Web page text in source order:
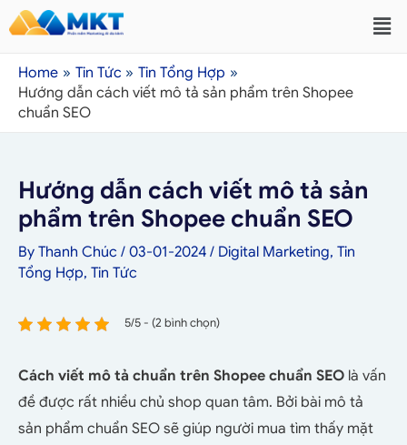
Home Tin Tức
Tin Tổng Hợp
Hướng dẫn cách viết mô tả sản phẩm trên Shopee
chuẩn SEO
Hướng dẫn cách viết mô tả sản
phẩm trên Shopee chuẩn SEO
By Thanh Chúc / 03-01-2024 / Digital Marketing, Tin
Tổng Hợp, Tin Tức
5/5 - (2 bình chọn)
Cách viết mô tả chuẩn trên Shopee chuẩn SEO là vấn
đề được rất nhiều chủ shop quan tâm. Bởi bài mô tả
sản phẩm chuẩn SEO sẽ giúp người mua tìm thấy mặt